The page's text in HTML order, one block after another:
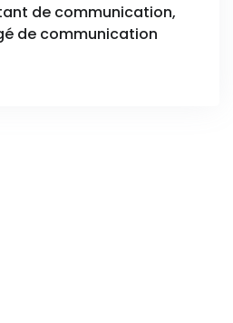
de communication,
de communication